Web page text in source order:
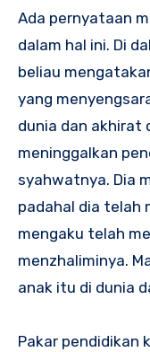
Ada pernyataan
dalam hal ini. Di
beliau
yang
dunia dan akhirat
meninggalkan
syahwatnya. Dia
padahal dia telah
mengaku telah
menzhaliminya.
anak itu di dunia
Pakar pendidikan